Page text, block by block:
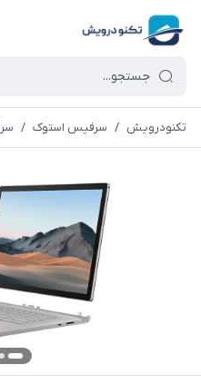
تکنودرویش / سرفیس استوک /